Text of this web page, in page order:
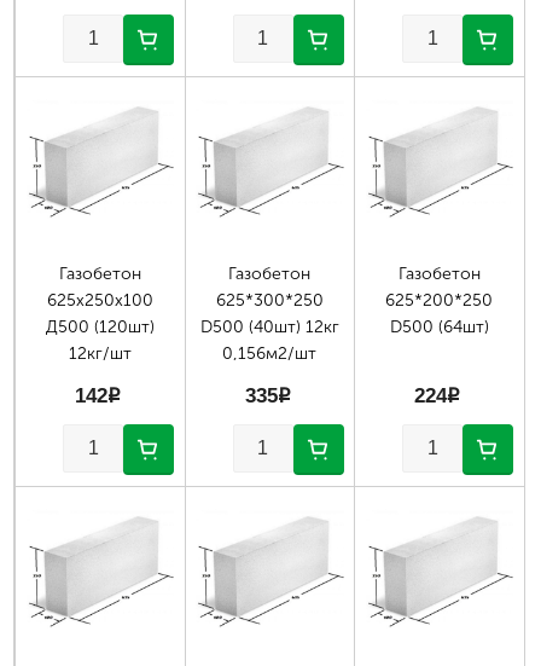
Газобетон
625х250х100
Д500 (120шт)
12кг/шт
142p
Газобетон
625*300*250
D500 (40шт) 12кг
0,156м2/шт
335p
Газобетон
625*200*250
D500 (64шт)
224p
Страницы